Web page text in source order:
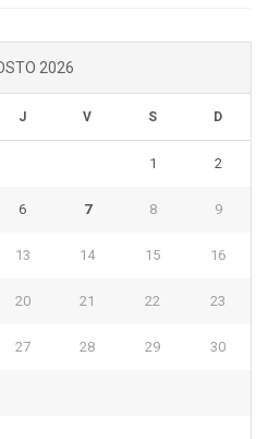
2026
J V S D
1 2
6 7 8 9
13 14 15 16
20 21 22 23
27 28 29 30